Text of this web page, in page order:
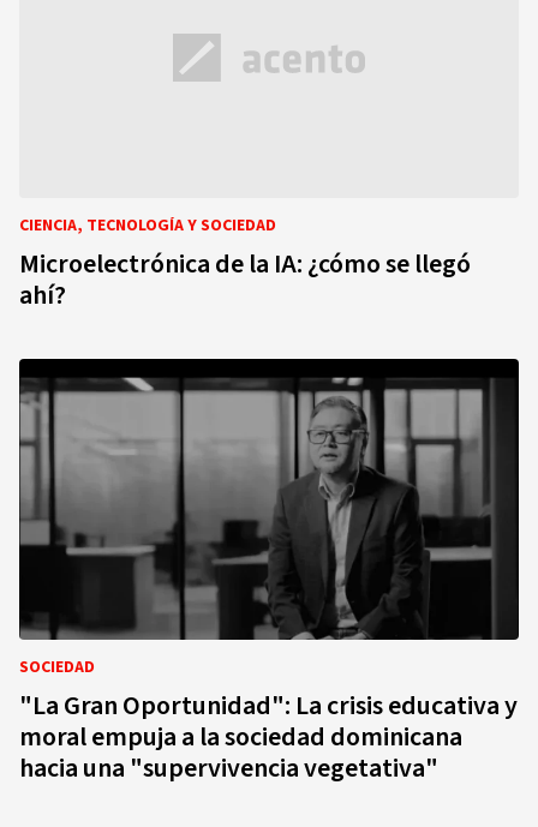
CIENCIA, TECNOLOGÍA Y SOCIEDAD
Microelectrónica de la IA: ¿cómo se llegó
ahí?
SOCIEDAD
"La Gran Oportunidad": La crisis educativa y
moral empuja a la sociedad dominicana
hacia una "supervivencia vegetativa"